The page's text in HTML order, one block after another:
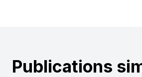
Publications